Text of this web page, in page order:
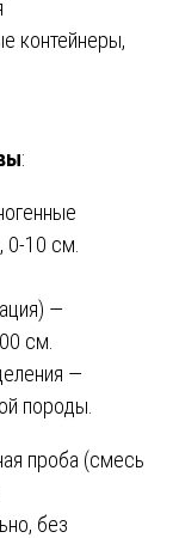
контейнеры,
:
10 см.
—
см.
—
породы.
проба (смесь
без